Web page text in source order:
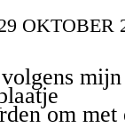
OKTOBER
om met